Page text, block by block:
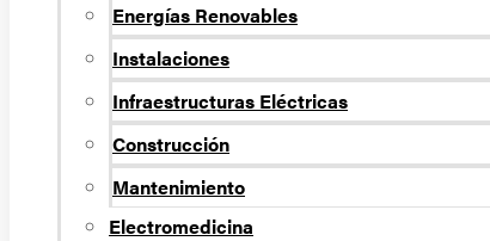
Energí­as Renovables
Instalaciones
Infraestructuras Eléctricas
Construcción
Mantenimiento
Electromedicina